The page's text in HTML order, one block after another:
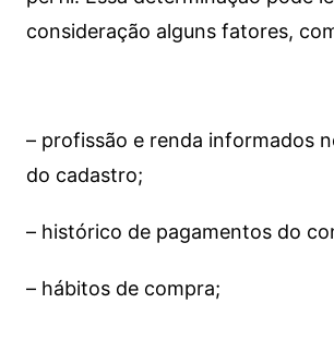
consideração alguns fatores,
– profissão e renda informados
do cadastro;
– histórico de pagamentos do
– hábitos de compra;